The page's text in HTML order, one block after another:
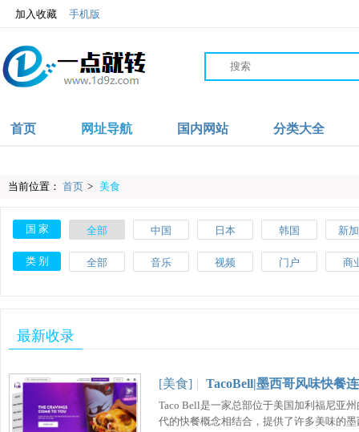
加入收藏 手机版
首页 网址导航 国内网站 分类大全
当前位置： 首页 > 美食
国 家 全部 中国 日本 韩国 新
沙特 伊朗 阿联酋 阿富汗 英
类 别 全部 音乐 视频 门户 商
最新收录
[美食] | TacoBell|墨西哥风味快餐
Taco Bell是一家总部位于美国加利福尼亚
代的快餐概念相结合，提供了许多美味的